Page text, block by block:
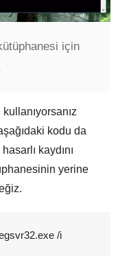
için
kodu da
kaydını
yerine
/i